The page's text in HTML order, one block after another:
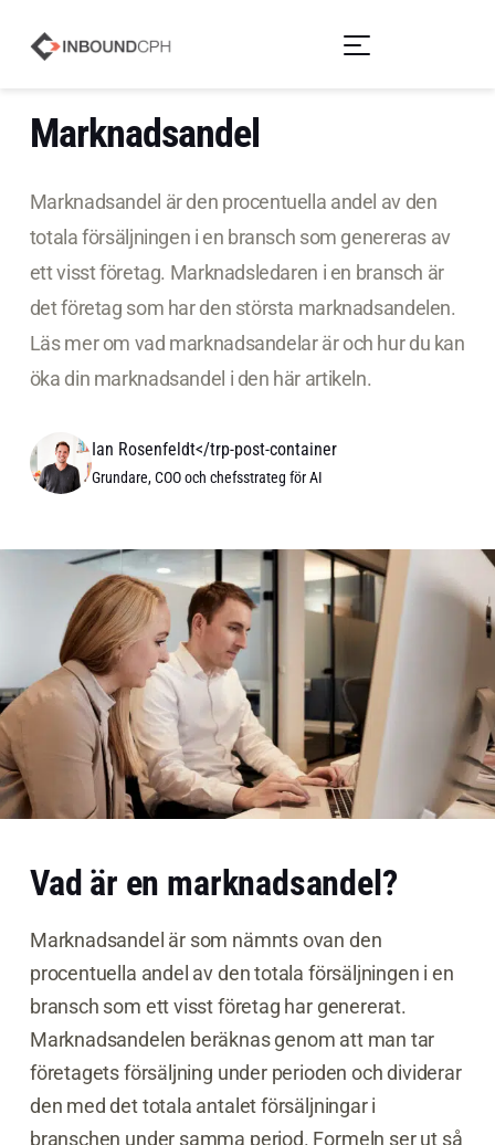
Marknadsandel
Marknadsandel är den procentuella andel av den
totala försäljningen i en bransch som genereras av
ett visst företag. Marknadsledaren i en bransch är
det företag som har den största marknadsandelen.
Läs mer om vad marknadsandelar är och hur du kan
öka din marknadsandel i den här artikeln.
Ian Rosenfeldt</trp-post-container
Grundare, COO och chefsstrateg för AI
Vad är en marknadsandel?
Marknadsandel är som nämnts ovan den
procentuella andel av den totala försäljningen i en
bransch som ett visst företag har genererat.
Marknadsandelen beräknas genom att man tar
företagets försäljning under perioden och dividerar
den med det totala antalet försäljningar i
branschen under samma period. Formeln ser ut så